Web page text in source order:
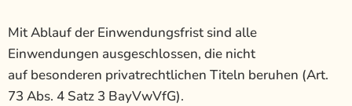
Mit Ablauf der Einwendungsfrist sind alle
Einwendungen ausgeschlossen, die nicht
auf besonderen privatrechtlichen Titeln beruhen (Art.
73 Abs. 4 Satz 3 BayVwVfG).